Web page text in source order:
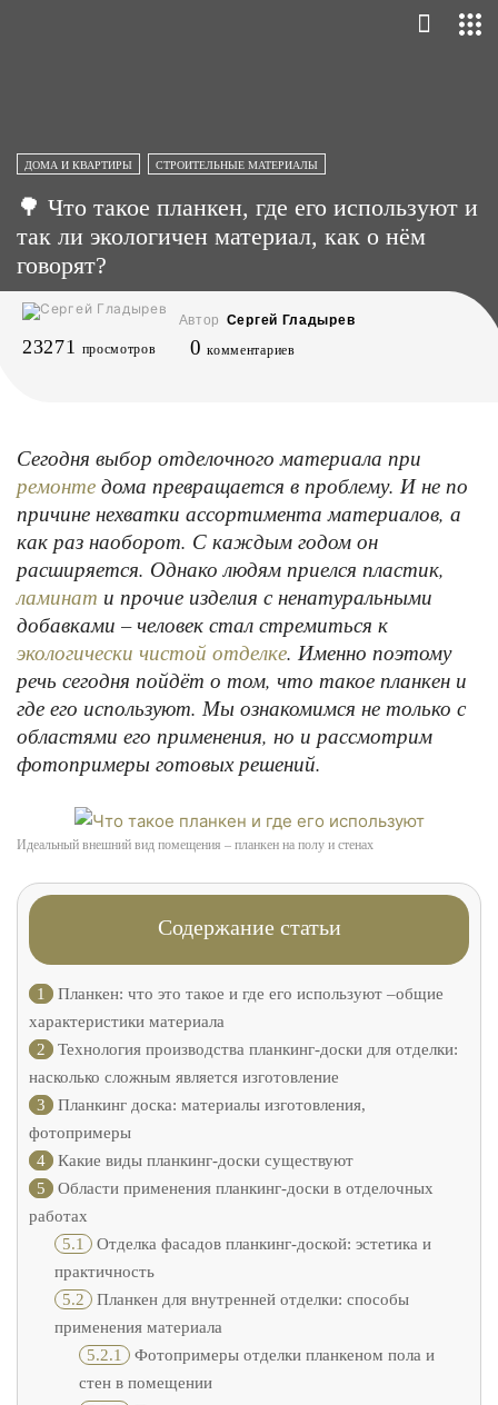
ДОМА И КВАРТИРЫ СТРОИТЕЛЬНЫЕ МАТЕРИАЛЫ
🌳 Что такое планкен, где его используют и
так ли экологичен материал, как о нём
говорят?
Автор Сергей Гладырев
23271 просмотров 0 комментариев
Сегодня выбор отделочного материала при
ремонте дома превращается в проблему. И не по
причине нехватки ассортимента материалов, а
как раз наоборот. С каждым годом он
расширяется. Однако людям приелся пластик,
ламинат и прочие изделия с ненатуральными
добавками – человек стал стремиться к
экологически чистой отделке. Именно поэтому
речь сегодня пойдёт о том, что такое планкен и
где его используют. Мы ознакомимся не только с
областями его применения, но и рассмотрим
фотопримеры готовых решений.
Идеальный внешний вид помещения – планкен на полу и стенах
Содержание статьи
1
Планкен: что это такое и где его используют –общие
характеристики материала
2
Технология производства планкинг-доски для отделки:
насколько сложным является изготовление
3
Планкинг доска: материалы изготовления,
фотопримеры
4
Какие виды планкинг-доски существуют
5
Области применения планкинг-доски в отделочных
работах
5.1 Отделка фасадов планкинг-доской: эстетика и
практичность
5.2 Планкен для внутренней отделки: способы
применения материала
5.2.1
Фотопримеры отделки планкеном пола и
стен в помещении